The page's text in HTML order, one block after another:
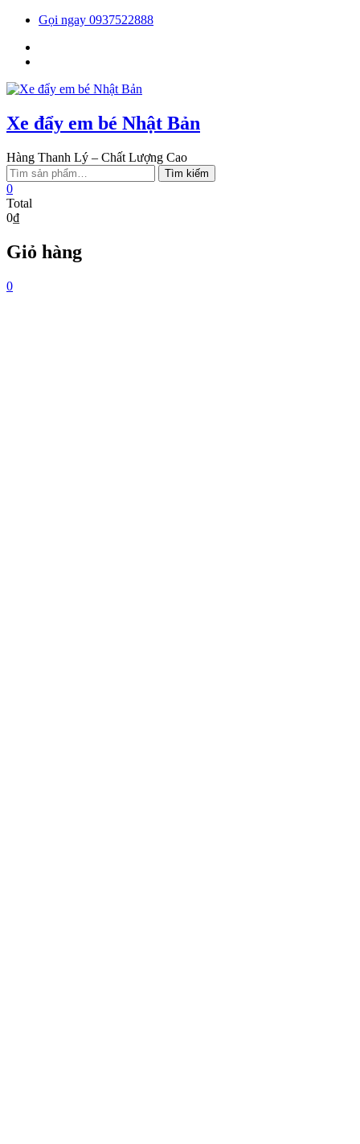
Skip
content
Gọi ngay 0937522888
Xe đẩy em bé Nhật Bản
Hàng Thanh Lý – Chất Lượng Cao
Tìm
kiếm:
Tìm kiếm
0
Total
0₫
Giỏ hàng
0